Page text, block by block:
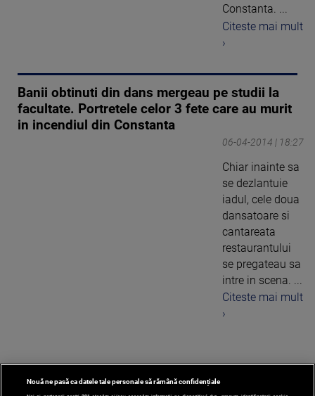
Constanta. ...
Citeste mai mult
›
Banii obtinuti din dans mergeau pe studii la
facultate. Portretele celor 3 fete care au murit
in incendiul din Constanta
06-04-2014 | 18:27
Chiar inainte sa
se dezlantuie
iadul, cele doua
dansatoare si
cantareata
restaurantului
se pregateau sa
intre in scena. ...
Citeste mai mult
›
Nouă ne pasă ca datele tale personale să rămână confidențiale